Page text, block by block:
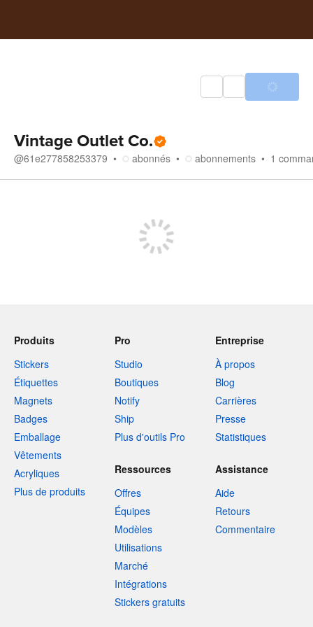
Vintage Outlet Co.
@61e277858253379 abonnés abonnements 1
Produits
Stickers
Étiquettes
Magnets
Badges
Emballage
Vêtements
Acryliques
Plus de produits
Pro
Studio
Boutiques
Notify
Ship
Plus d'outils Pro
Entreprise
À propos
Blog
Carrières
Presse
Statistiques
Ressources
Offres
Équipes
Modèles
Utilisations
Marché
Intégrations
Stickers gratuits
Assistance
Aide
Retours
Commentaire